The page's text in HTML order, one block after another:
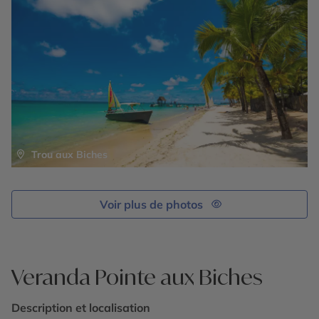
Salle de remise en forme avec air conditionné
Navette gratuite 5 fois par semaine pour la plage de
Trou aux Biches
Voir plus de photos
Veranda Pointe aux Biches
Description et localisation